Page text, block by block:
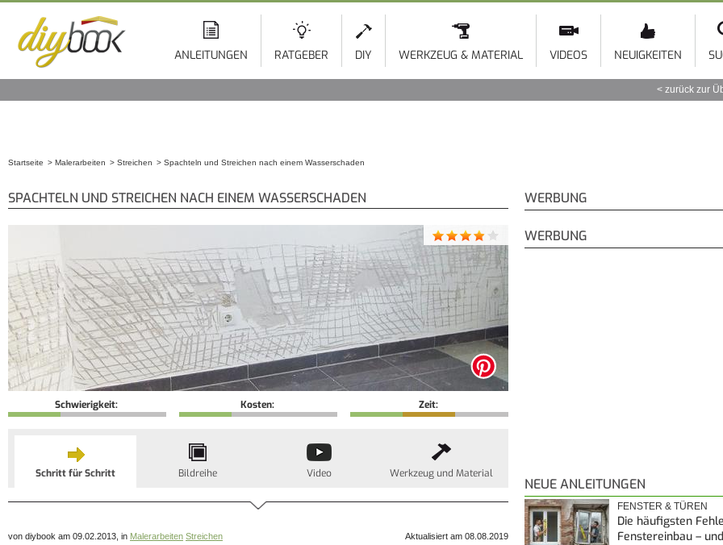
ANLEITUNGEN RATGEBER DIY WERKZEUG & MATERIAL VIDEOS NEUIGKEITEN
zurück zur
Startseite Malerarbeiten Streichen Spachteln und Streichen nach einem Wasserschaden
SPACHTELN UND STREICHEN NACH EINEM WASSERSCHADEN
Schwierigkeit: Kosten: Zeit:
Schritt für Schritt Bildreihe Video Werkzeug und Material
von diybook am 09.02.2013, in Malerarbeiten Streichen
Aktualisiert am 08.08.2019
WERBUNG
WERBUNG
NEUE ANLEITUNGEN
FENSTER & TÜREN
Die häufigsten
Fenstereinbau –